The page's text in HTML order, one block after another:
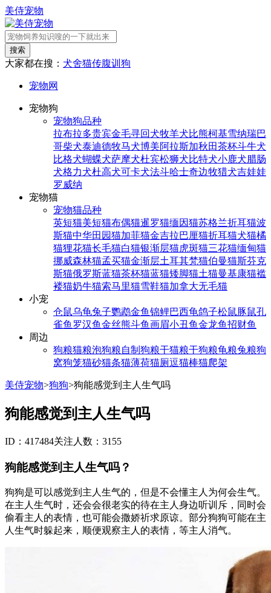
美侍宠物
搜索
大家都在搜： 犬舍猫传腹训狗
宠物网
宠物狗
宠物狗品种
拉布拉多贵宾金毛寻回犬牧羊犬比熊柯基雪纳瑞巴
哥柴犬泰迪德牧马犬博美阿拉斯加秋田茶杯斗牛犬
比格犬蝴蝶犬萨摩犬杜宾松狮犬比特犬小鹿犬腊肠
犬格力犬杜高犬可卡犬法斗哈士奇边牧猎犬吉娃娃
罗威纳
宠物猫
宠物猫品种
英短猫美短猫布偶猫暹罗猫缅因猫苏格兰折耳猫波
斯猫中华田园猫加菲猫金吉拉巴厘猫折耳猫犬猫橘
猫狸花猫长毛猫白猫银渐层猫虎斑猫三花猫缅甸猫
挪威森林猫孟买猫金渐层土耳其梵猫伯曼猫斯芬克
斯猫俄罗斯蓝猫茶杯猫蓝猫矮脚猫土猫曼基康猫褴
褛猫奶牛猫索马里猫雪鞋猫加拿大无毛猫
小宠
仓鼠乌龟兔子鹦鹉金鱼锦鲤巴西龟鸽子松鼠豚鼠孔
雀鱼 罗汉鱼金丝熊斗鱼画眉小丑鱼金龙鱼招财鱼
周边
狗粮猫粮泡狗粮自制狗粮干猫粮干狗粮龟粮兔粮狗
窝狗笼猫砂猫条猫薄荷猫厕逗猫棒猫爬架
美侍宠物>狗狗>狗能感觉到主人生气吗
狗能感觉到主人生气吗
ID：417484关注人数：3155
狗能感觉到主人生气吗？
狗狗是可以感觉到主人生气的，但是不会懂主人为何会生气。
在主人生气时，还会会很老实的待在主人身边听训斥，同时会
偷看主人的表情，也可能会撒娇祈求原谅。部分狗狗可能在主
人生气时躲起来，顺便观察主人的表情，等主人消气。